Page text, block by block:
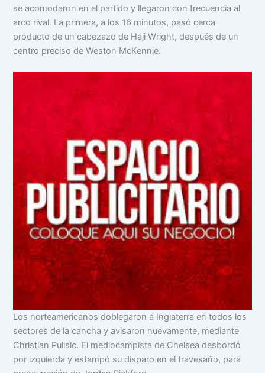
se acomodaron en el partido y llegaron con frecuencia al
arco rival. La primera, a los 16 minutos, pasó cerca
producto de un cabezazo de Haji Wright, después de un
centro preciso de Weston McKennie.
Los norteamericanos doblegaron a Inglaterra en todos los
sectores de la cancha y avisaron nuevamente, mediante
Christian Pulisic. El mediocampista de Chelsea desbordó
por izquierda y estampó su disparo en el travesaño, para